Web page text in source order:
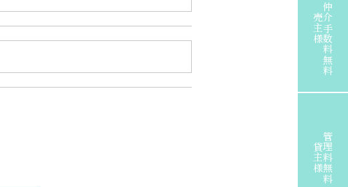
売主様売却仲介手数料無料
貸主様管理料無料